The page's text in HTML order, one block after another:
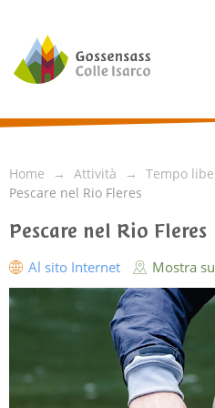
Home Attività Tempo
Pescare nel Rio Fleres
Pescare nel Rio Fleres
Al sito Internet Mostra